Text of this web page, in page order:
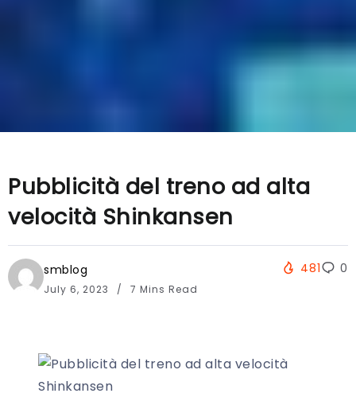
Pubblicità del treno ad alta
velocità Shinkansen
smblog
July 6, 2023 7 Mins Read
481 0